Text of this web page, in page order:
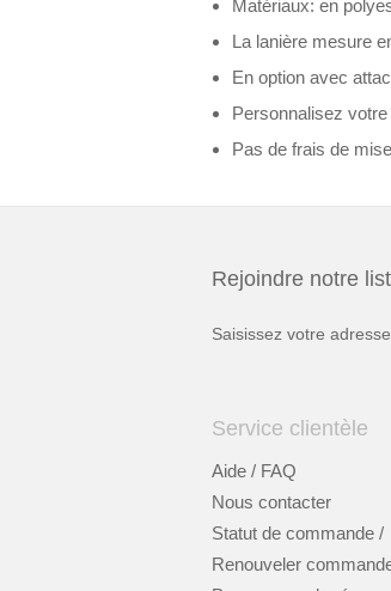
Matériaux: en
La lanière mesure
En option avec
Personnalisez
Pas de frais de
Rejoindre notre
Saisissez votre
Service clientèle
Aide / FAQ
Nous contacter
Statut de commande /
Renouveler